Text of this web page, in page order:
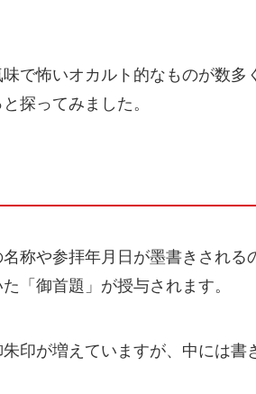
で怖いオカルト的なものが数多
探ってみました。
称や参拝年月日が墨書きされる
「御首題」が授与されます。
印が増えていますが、中には書